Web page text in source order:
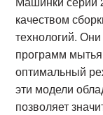
качеством
технологий.
программ
оптимальный
эти модели
позволяет